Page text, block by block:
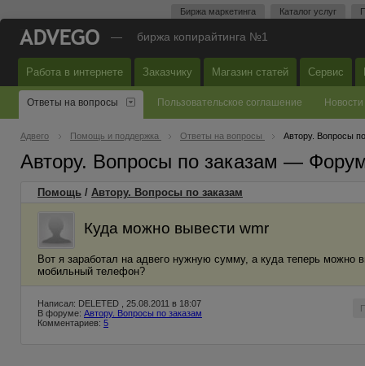
Биржа маркетинга Каталог услуг
— биржа копирайтинга №1
Работа в интернете Заказчику Магазин статей Сервис
Ответы на вопросы Пользовательское соглашение Новости
Адвего Помощь и поддержка Ответы на вопросы Автору. Вопросы
Автору. Вопросы по заказам —
Помощь / Автору. Вопросы по заказам
Куда можно вывести wmr
Вот я заработал на адвего нужную сумму, а куда теперь
мобильный телефон?
Написал: DELETED , 25.08.2011 в 18:07
В форуме: Автору. Вопросы по заказам
Комментариев: 5